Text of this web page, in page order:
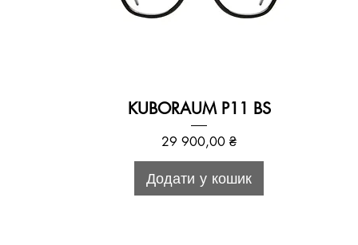
KUBORAUM P11 BS
Ціна
29 900,00 ₴
Додати у кошик